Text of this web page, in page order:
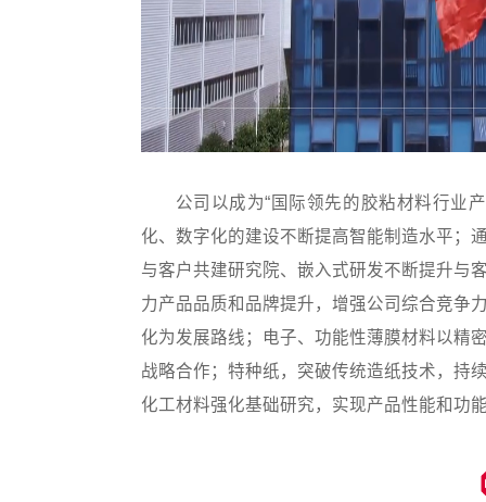
公司以成为“国际领先的胶粘材料行业产
化、数字化的建设不断提高智能制造水平；
与客户共建研究院、嵌入式研发不断提升与
力产品品质和品牌提升，增强公司综合竞争
化为发展路线；电子、功能性薄膜材料以精
战略合作；特种纸，突破传统造纸技术，持
化工材料强化基础研究，实现产品性能和功